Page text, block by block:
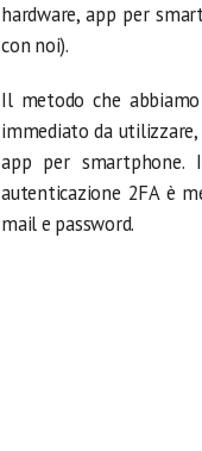
hardware, app per
con noi).
Il metodo che
immediato da utilizzare,
app per smartphone.
autenticazione 2FA è
mail e password.